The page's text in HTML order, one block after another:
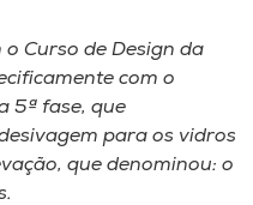
Curso de Design da
com o
5ª fase, que
para os vidros
que denominou: o